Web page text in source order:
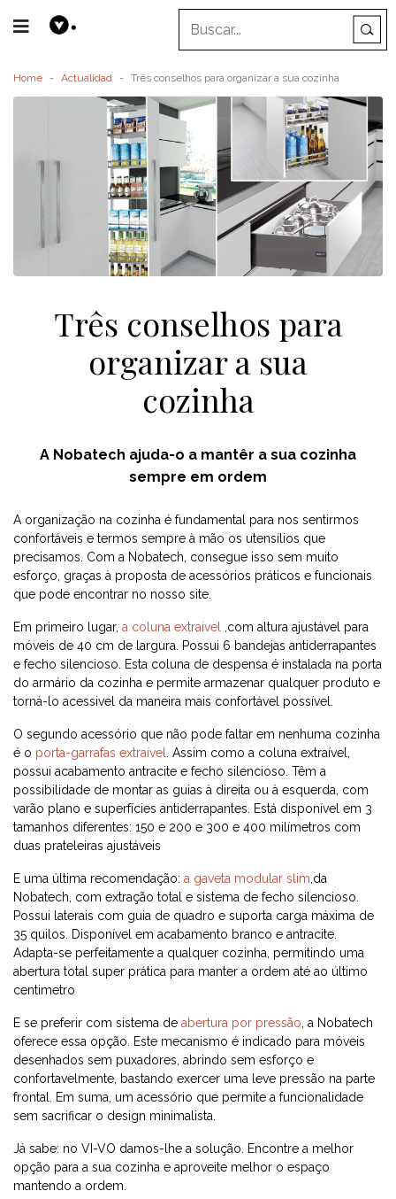
Home Actualidad Três conselhos para organizar a sua cozinha
Três conselhos para
organizar a sua
cozinha
A Nobatech ajuda-o a mantêr a sua cozinha
sempre em ordem
A organização na cozinha é fundamental para nos sentirmos
confortáveis ​​e termos sempre à mão os utensílios que
precisamos. Com a Nobatech, consegue isso sem muito
esforço, graças à proposta de acessórios práticos e funcionais
que pode encontrar no nosso site.
Em primeiro lugar, a coluna extraivel
,com altura ajustável para
móveis de 40 cm de largura. Possui 6 bandejas antiderrapantes
e fecho silencioso. Esta coluna de despensa é instalada na porta
do armário da cozinha e permite armazenar qualquer produto e
torná-lo acessivel da maneira mais confortável possível.
O segundo acessório que não pode faltar em nenhuma cozinha
é o porta-garrafas extraível
. Assim como a coluna extraível,
possui acabamento antracite e fecho silencioso. Têm a
possibilidade de montar as guias à direita ou à esquerda, com
varão plano e superfícies antiderrapantes. Está disponível em 3
tamanhos diferentes: 150 e 200 e 300 e 400 milímetros com
duas prateleiras ajustáveis
E uma última recomendação: a gaveta modular slim ,da
Nobatech, com extração total e sistema de fecho silencioso.
Possui laterais com guia de quadro e suporta carga máxima de
35 quilos. Disponível em acabamento branco e antracite.
Adapta-se perfeitamente a qualquer cozinha, permitindo uma
abertura total super prática para manter a ordem até ao último
centimetro
E se preferir com sistema de abertura por pressão , a Nobatech
oferece essa opção. Este mecanismo é indicado para móveis
desenhados sem puxadores, abrindo sem esforço e
confortavelmente, bastando exercer uma leve pressão na parte
frontal. Em suma, um acessório que permite a funcionalidade
sem sacrificar o design minimalista.
Já sabe: no VI-VO damos-lhe a solução. Encontre a melhor
opção para a sua cozinha e aproveite melhor o espaço
mantendo a ordem.